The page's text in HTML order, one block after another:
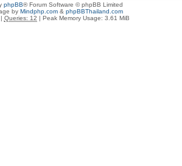
phpBB® Forum Software © phpBB Limited
by Mindphp.com& phpBBThailand.com
Queries: 12 | Peak Memory Usage: 3.61 MiB